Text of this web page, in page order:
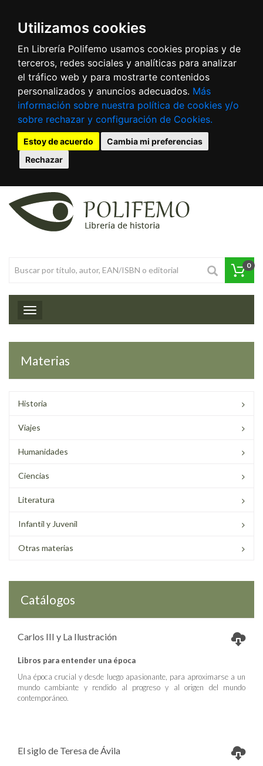
Utilizamos cookies
En Librería Polifemo usamos cookies propias y de
terceros, redes sociales y analíticas para analizar
el tráfico web y para mostrarte contenidos
personalizados y anuncios adecuados. Más
información sobre nuestra política de cookies y/o
sobre rechazar y configuración de Cookies.
Estoy de acuerdo
Cambia mi preferencias
Rechazar
0
Toggle navigation
Materias
Historia
Viajes
Humanidades
Ciencias
Literatura
Infantil y Juvenil
Otras materias
Catálogos
Carlos III y La Ilustración
Libros para entender una época
Una época crucial y desde luego apasionante, para aproximarse a un
mundo cambiante y rendido al progreso y al origen del mundo
contemporáneo.
El siglo de Teresa de Ávila